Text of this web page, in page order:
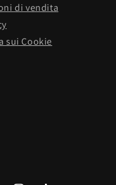
di vendita
sui Cookie